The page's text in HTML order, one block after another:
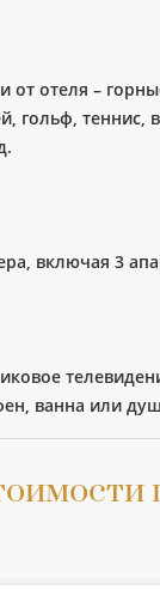
от отеля –
гольф, теннис,
включая 3
ванна или